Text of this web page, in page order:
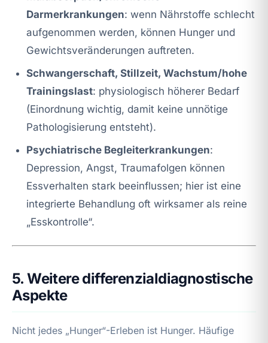
Darmerkrankungen: wenn Nährstoffe schlecht
aufgenommen werden, können Hunger und
Gewichtsveränderungen auftreten.
Schwangerschaft, Stillzeit, Wachstum/hohe
Trainingslast: physiologisch höherer Bedarf
(Einordnung wichtig, damit keine unnötige
Pathologisierung entsteht).
Psychiatrische Begleiterkrankungen:
Depression, Angst, Traumafolgen können
Essverhalten stark beeinflussen; hier ist eine
integrierte Behandlung oft wirksamer als reine
„Esskontrolle“.
5. Weitere differenzialdiagnostische
Aspekte
Nicht jedes „Hunger“-Erleben ist Hunger. Häufige